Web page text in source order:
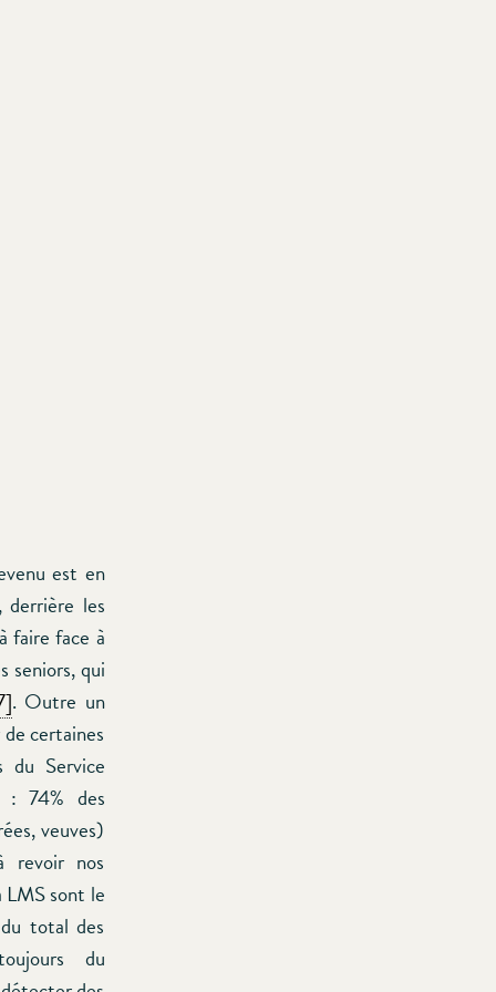
est en
derrière les
faire face à
seniors, qui
. Outre un
certaines
du Service
: 74% des
veuves)
revoir nos
LMS sont le
total des
du